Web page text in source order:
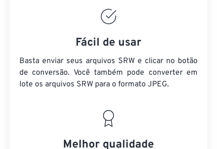
Fácil de usar
Basta enviar seus arquivos SRW e clicar no botão
de conversão. Você também pode converter em
lote os arquivos SRW para o formato JPEG.
Melhor qualidade